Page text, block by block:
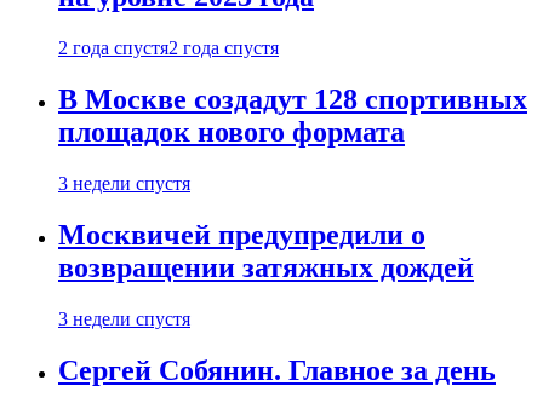
2 года спустя2 года спустя
В Москве создадут 128 спортивных
площадок нового формата
3 недели спустя
Москвичей предупредили о
возвращении затяжных дождей
3 недели спустя
Сергей Собянин. Главное за день